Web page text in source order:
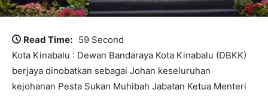
Read Time: 59 Second
Kota Kinabalu : Dewan Bandaraya Kota Kinabalu (DBKK)
berjaya dinobatkan sebagai Johan keseluruhan
kejohanan Pesta Sukan Muhibah Jabatan Ketua Menteri